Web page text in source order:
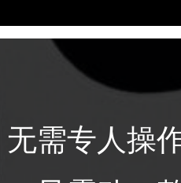
无需专人操